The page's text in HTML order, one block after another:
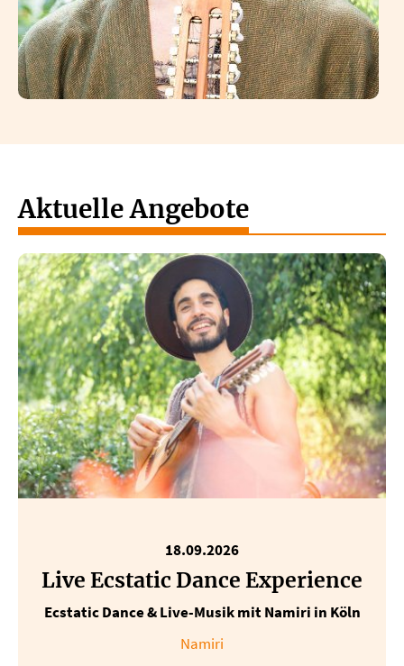
Aktuelle Angebote
18.09.2026
Live Ecstatic Dance Experience
Ecstatic Dance & Live-Musik mit Namiri in Köln
Namiri